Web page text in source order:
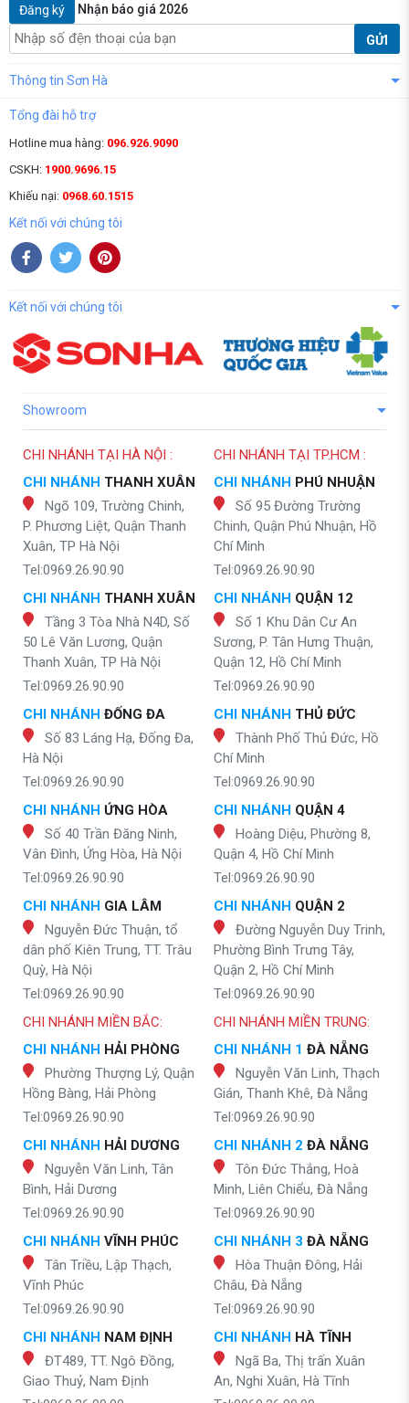
Đăng ký Nhận báo giá 2026
GỬI
Thông tin Sơn Hà
Tổng đài hỗ trợ
Hotline mua hàng: 096.926.9090
CSKH: 1900.9696.15
Khiếu nại: 0968.60.1515
Kết nối với chúng tôi
Kết nối với chúng tôi
Showroom
CHI NHÁNH TẠI HÀ NỘI :
CHI NHÁNH THANH XUÂN
Ngõ 109, Trường Chinh,
P. Phương Liệt, Quận Thanh
Xuân, TP Hà Nội
Tel:0969.26.90.90
CHI NHÁNH THANH XUÂN
Tầng 3 Tòa Nhà N4D, Số
50 Lê Văn Lương, Quận
Thanh Xuân, TP Hà Nội
Tel:0969.26.90.90
CHI NHÁNH ĐỐNG ĐA
Số 83 Láng Hạ, Đống Đa,
Hà Nội
Tel:0969.26.90.90
CHI NHÁNH ỨNG HÒA
Số 40 Trần Đăng Ninh,
Vân Đình, Ứng Hòa, Hà Nội
Tel:0969.26.90.90
CHI NHÁNH GIA LÂM
Nguyễn Đức Thuận, tổ
dân phố Kiên Trung, TT. Trâu
Quỳ, Hà Nội
Tel:0969.26.90.90
CHI NHÁNH TẠI TP.HCM :
CHI NHÁNH PHÚ NHUẬN
Số 95 Đường Trường
Chinh, Quận Phú Nhuận, Hồ
Chí Minh
Tel:0969.26.90.90
CHI NHÁNH QUẬN 12
Số 1 Khu Dân Cư An
Sương, P. Tân Hưng Thuận,
Quận 12, Hồ Chí Minh
Tel:0969.26.90.90
CHI NHÁNH THỦ ĐỨC
Thành Phố Thủ Đức, Hồ
Chí Minh
Tel:0969.26.90.90
CHI NHÁNH QUẬN 4
Hoàng Diệu, Phường 8,
Quận 4, Hồ Chí Minh
Tel:0969.26.90.90
CHI NHÁNH QUẬN 2
Đường Nguyễn Duy Trinh,
Phường Bình Trưng Tây,
Quận 2, Hồ Chí Minh
Tel:0969.26.90.90
CHI NHÁNH MIỀN BẮC:
CHI NHÁNH HẢI PHÒNG
Phường Thượng Lý, Quận
Hồng Bàng, Hải Phòng
Tel:0969.26.90.90
CHI NHÁNH HẢI DƯƠNG
Nguyễn Văn Linh, Tân
Bình, Hải Dương
Tel:0969.26.90.90
CHI NHÁNH VĨNH PHÚC
Tân Triều, Lập Thạch,
Vĩnh Phúc
Tel:0969.26.90.90
CHI NHÁNH NAM ĐỊNH
ĐT489, TT. Ngô Đồng,
Giao Thuỷ, Nam Định
CHI NHÁNH MIỀN TRUNG:
CHI NHÁNH 1 ĐÀ NẴNG
Nguyễn Văn Linh, Thạch
Gián, Thanh Khê, Đà Nẵng
Tel:0969.26.90.90
CHI NHÁNH 2 ĐÀ NẴNG
Tôn Đức Thắng, Hoà
Minh, Liên Chiểu, Đà Nẵng
Tel:0969.26.90.90
CHI NHÁNH 3 ĐÀ NẴNG
Hòa Thuận Đông, Hải
Châu, Đà Nẵng
Tel:0969.26.90.90
CHI NHÁNH HÀ TĨNH
Ngã Ba, Thị trấn Xuân
An, Nghi Xuân, Hà Tĩnh